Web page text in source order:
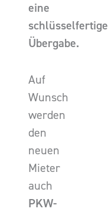
eine
schlüsselfertige
Übergabe.
Auf
Wunsch
werden
den
neuen
Mieter
auch
PKW-